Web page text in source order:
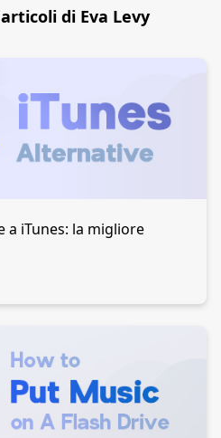
di Eva Levy
a iTunes: la migliore